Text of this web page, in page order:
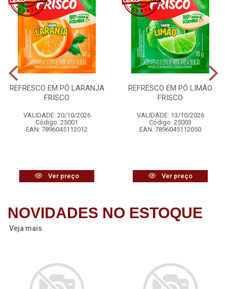
REFRESCO EM PÓ LARANJA
FRISCO
VALIDADE: 20/10/2026
Código: 25001
EAN: 7896045112012
Ver preço
REFRESCO EM PÓ LIMÃO
FRISCO
VALIDADE: 13/10/2026
Código: 25003
EAN: 7896045112050
Ver preço
NOVIDADES NO ESTOQUE
Veja mais